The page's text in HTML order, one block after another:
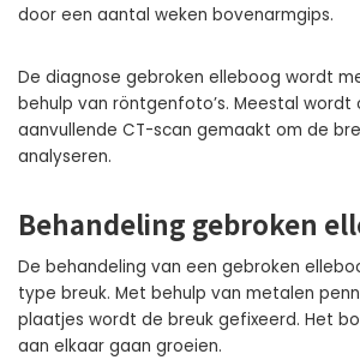
door een aantal weken bovenarmgips.
De diagnose gebroken elleboog wordt
behulp van röntgenfoto’s. Meestal wordt
aanvullende CT-scan gemaakt om de
analyseren.
Behandeling gebroken
De behandeling van een gebroken
type breuk. Met behulp van metalen
plaatjes wordt de breuk gefixeerd. Het
aan elkaar gaan groeien.